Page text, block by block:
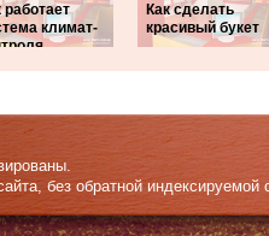
работает
климат-
Как сделать
красивый букет
без обратной